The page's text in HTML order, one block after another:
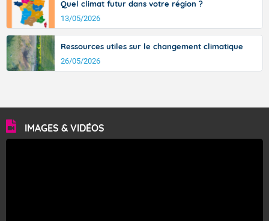
Quel climat futur dans votre région ?
13/05/2026
Ressources utiles sur le changement climatique
26/05/2026
IMAGES & VIDÉOS